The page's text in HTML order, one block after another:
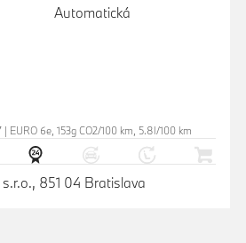
Automatická
| EURO 6e, 153g CO2/100 km, 5.8l/100 km
851 04 Bratislava